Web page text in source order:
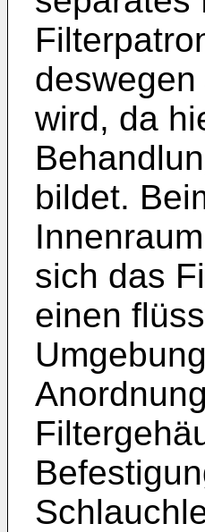
wird, da
bildet.
sich das
einen